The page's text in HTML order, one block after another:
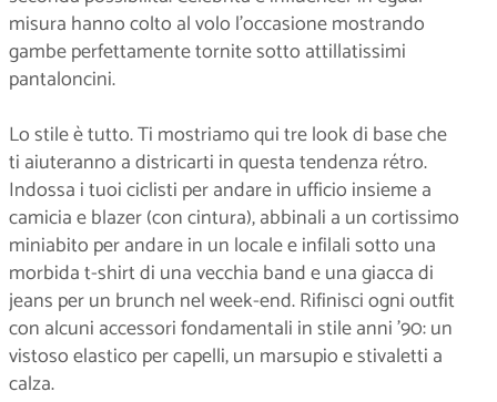
misura hanno colto al volo l’occasione mostrando
gambe perfettamente tornite sotto attillatissimi
pantaloncini.
Lo stile è tutto. Ti mostriamo qui tre look di base che
ti aiuteranno a districarti in questa tendenza rétro.
Indossa i tuoi ciclisti per andare in ufficio insieme a
camicia e blazer (con cintura), abbinali a un cortissimo
miniabito per andare in un locale e infilali sotto una
morbida t-shirt di una vecchia band e una giacca di
jeans per un brunch nel week-end. Rifinisci ogni outfit
con alcuni accessori fondamentali in stile anni ’90: un
vistoso elastico per capelli, un marsupio e stivaletti a
calza.